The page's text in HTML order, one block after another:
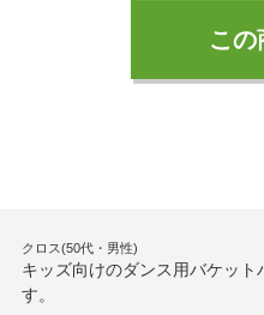
こ
クロス(50代・男性)
キッズ向けのダンス用バケッ
す。